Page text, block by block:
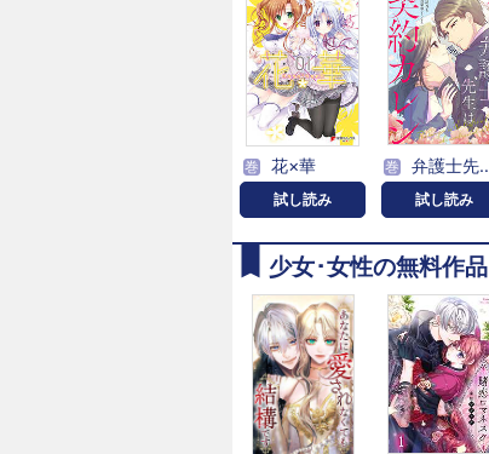
巻 花×華
試し読み
巻 弁護士先生は契約カレシ
試し読み
少女･女性の無料作品